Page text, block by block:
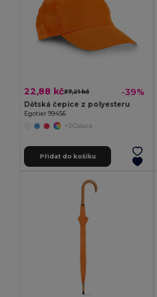
22,88 kč37,21 kč -39%
Dětská čepice z polyesteru
Egotier 99456
+3 Colors
Přidat do košíku